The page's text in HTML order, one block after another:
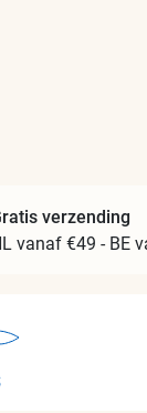
verzending
vanaf €49 - BE